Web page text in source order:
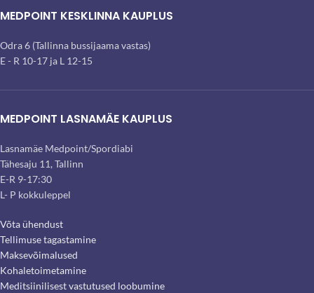
MEDPOINT KESKLINNA KAUPLUS
Odra 6 (Tallinna bussijaama vastas)
E - R 10-17 ja L 12-15
MEDPOINT LASNAMÄE KAUPLUS
Lasnamäe Medpoint/Spordiabi
Tähesaju 11, Tallinn
E-R 9-17:30
L- P kokkuleppel
Võta ühendust
Tellimuse tagastamine
Maksevõimalused
Kohaletoimetamine
Meditsiinilisest vastutused loobumine